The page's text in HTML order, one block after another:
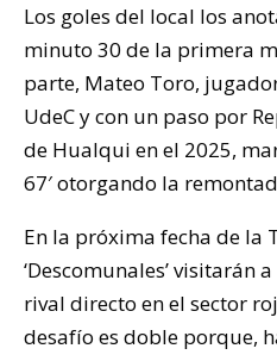
Los goles del local los
minuto 30 de la primera
parte, Mateo Toro,
UdeC y con un paso por
de Hualqui en el 2025,
67′ otorgando la
En la próxima fecha de la
‘Descomunales’ visitarán
rival directo en el sector
desafío es doble porque,